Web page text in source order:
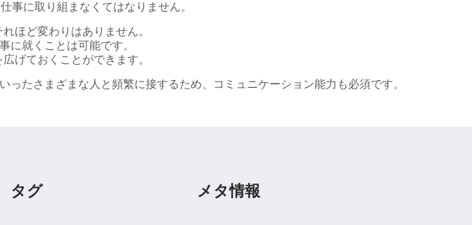
事に取り組まなくてはなりません。
ほど変わりはありません。
に就くことは可能です。
げておくことができます。
たさまざまな人と頻繁に接するため、コミュニケーション能力も必須です。
タグ メタ情報